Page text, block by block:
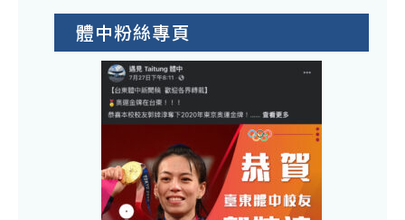
體中粉絲專頁